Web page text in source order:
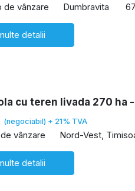
de vânzare Dumbravita
detalii
cu teren livada 270 ha
(negociabil) + 21% TVA
vânzare Nord-Vest,
detalii